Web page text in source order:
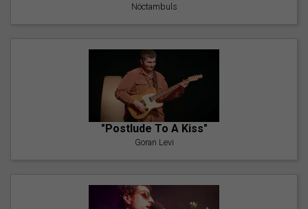
Nöctambuls
"Postlude To A Kiss"
Goran Levi